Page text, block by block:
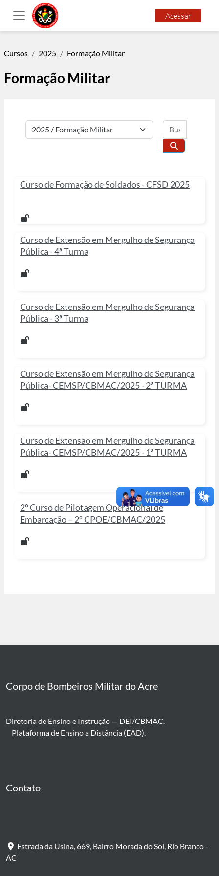
Ir para o conteúdo principal
Painel lateral
Acessar
Cursos 2025 Formação Militar
Formação Militar
Categorias de Cursos
Buscar
Curso de Formação de Soldados - CFSD 2025
Curso de Extensão em Mergulho de Segurança
Pública - 4ª Turma
Curso de Extensão em Mergulho de Segurança
Pública - 3ª Turma
Curso de Extensão em Mergulho de Segurança
Pública- CEMSP/CBMAC/2025 - 2ª TURMA
Curso de Extensão em Mergulho de Segurança
Pública- CEMSP/CBMAC/2025 - 1ª TURMA
2º Curso de Pilotagem Operacional de
Embarcação – 2º CPOE/CBMAC/2025
Corpo de Bombeiros Militar do Acre
Diretoria de Ensino e Instrução — DEI/CBMAC.
Plataforma de Ensino a Distância (EAD).
Contato
Estrada da Usina, 669, Bairro Morada do Sol, Rio Branco -
AC